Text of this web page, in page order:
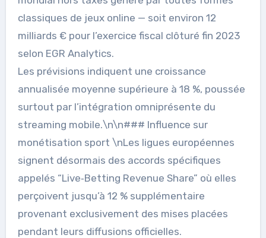
classiques de jeux online — soit environ 12
milliards € pour l’exercice fiscal clôturé fin 2023
selon EGR Analytics.
Les prévisions indiquent une croissance
annualisée moyenne supérieure à 18 %, poussée
surtout par l’intégration omniprésente du
streaming mobile.\n\n### Influence sur
monétisation sport \nLes ligues européennes
signent désormais des accords spécifiques
appelés “Live‑Betting Revenue Share” où elles
perçoivent jusqu’à 12 % supplémentaire
provenant exclusivement des mises placées
pendant leurs diffusions officielles.